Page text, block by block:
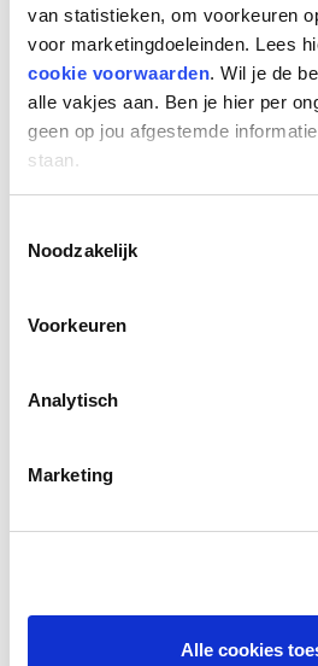
van statistieken, om voorkeuren
voor marketingdoeleinden. Lees
cookie voorwaarden. Wil je de
alle vakjes aan. Ben je hier per
geen op jou afgestemde
staan.
Noodzakelijk
Voorkeuren
Analytisch
Marketing
Alle cookies
bereikt: bijna 7 van de 10
keer per kwartaal benaderd
opdracht. Kolff zegt
hyperschaarste op de
Nederland. Het vraagt om
contractvorm is minder
Geen loongolf voor vast,
De schaarste op de
uurtarieven. De
tussen de 3,5 en 7 procent.
kwartaal van 2021 gaat het
versnelling. Opvallend